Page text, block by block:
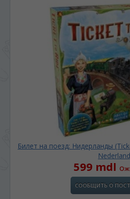
Билет на поезд: Нидерланды
599 mdl
СООБЩИТЬ О